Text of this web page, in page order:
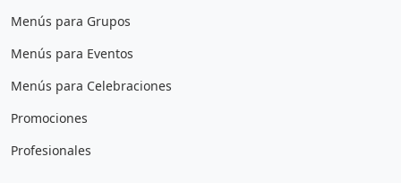
Menús para Grupos
Menús para Eventos
Menús para Celebraciones
Promociones
Profesionales